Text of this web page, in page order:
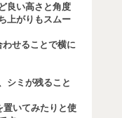
良い高さと角度
上がりもスムー
せることで横に
シミが残ること
置いてみたりと使